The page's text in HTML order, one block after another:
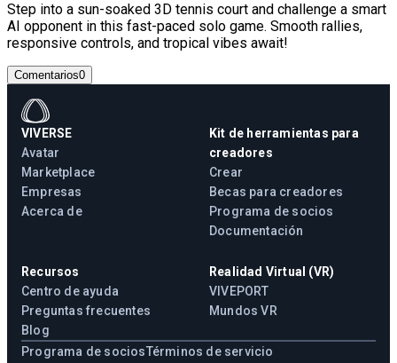
Step into a sun-soaked 3D tennis court and challenge a smart
AI opponent in this fast-paced solo game. Smooth rallies,
responsive controls, and tropical vibes await!
Comentarios0
VIVERSE
Avatar
Marketplace
Empresas
Acerca de
Kit de herramientas para
creadores
Crear
Becas para creadores
Programa de socios
Documentación
Recursos
Centro de ayuda
Preguntas frecuentes
Blog
Realidad Virtual (VR)
VIVEPORT
Mundos VR
Programa de sociosTérminos de servicio